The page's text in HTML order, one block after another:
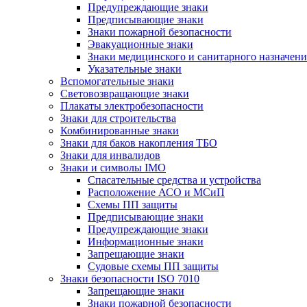
Предупреждающие знаки
Предписывающие знаки
Знаки пожарной безопасности
Эвакуационные знаки
Знаки медицинского и санитарного
Указательные знаки
Вспомогательные знаки
Световозвращающие знаки
Плакаты электробезопасности
Знаки для строительства
Комбинированные знаки
Знаки для баков накопления ТБО
Знаки для инвалидов
Знаки и символы IMO
Спасательные средства и устройства
Расположение АСО и МСиП
Схемы ПП защиты
Предписывающие знаки
Предупреждающие знаки
Информационные знаки
Запрещающие знаки
Судовые схемы ПП защиты
Знаки безопасности ISO 7010
Запрещающие знаки
Знаки пожарной безопасности